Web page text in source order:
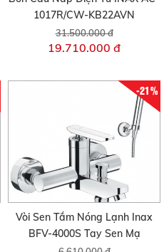
1017R/CW-KB22AVN
31.500.000 đ
19.710.000 đ
-21%
Vòi Sen Tắm Nóng Lạnh Inax
BFV-4000S Tay Sen Mạ